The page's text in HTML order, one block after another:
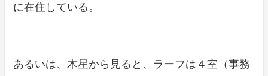
に在住している。
あるいは、木星から見ると、ラーフは４室（事務